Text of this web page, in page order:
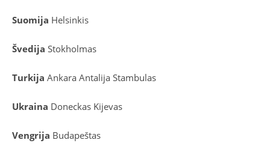
Suomija Helsinkis
Švedija Stokholmas
Turkija Ankara Antalija Stambulas
Ukraina Doneckas Kijevas
Vengrija Budapeštas